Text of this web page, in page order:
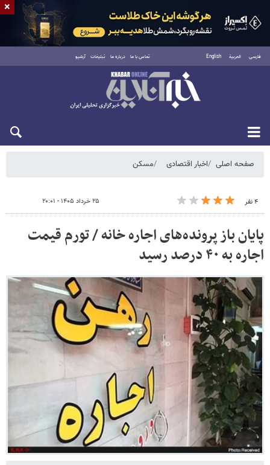
فارسی العربية English تماس با ما درباره ما تبلیغات آرشیو
شنبه ۱۷ مرداد ۱۴۰۵
صفحه اصلی اخبار اقتصادی مسکن
۴ نفر ۲۵ خرداد ۱۴۰۵ - ۲۰:۰۱
پایان باز پرونده‌های اجاره خانه / تورم قیمت
اجاره به ۴۰ درصد رسید
×